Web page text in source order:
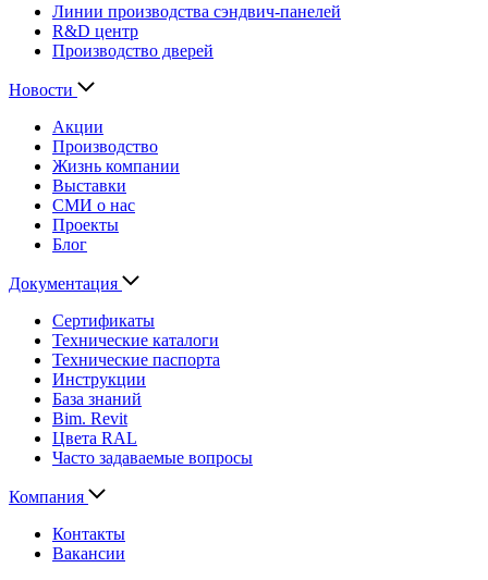
Линии производства сэндвич-панелей
R&D центр
Производство дверей
Новости
Акции
Производство
Жизнь компании
Выставки
СМИ о нас
Проекты
Блог
Документация
Сертификаты
Технические каталоги
Технические паспорта
Инструкции
База знаний
Bim. Revit
Цвета RAL
Часто задаваемые вопросы
Компания
Контакты
Вакансии